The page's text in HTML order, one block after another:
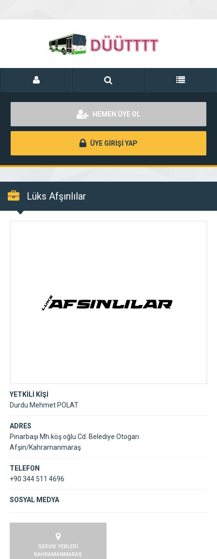
HEMEN ÜYE OL
ÜYE GİRİŞİ YAP
Lüks Afşınlılar
YETKİLİ KİŞİ
Durdu Mehmet POLAT
ADRES
Pınarbaşı Mh.köş oğlu Cd. Belediye Otogarı
Afşin/Kahramanmaraş
TELEFON
+90 344 511 4696
SOSYAL MEDYA
SERVİS YERLERİ
KAHRAMANMARAŞ